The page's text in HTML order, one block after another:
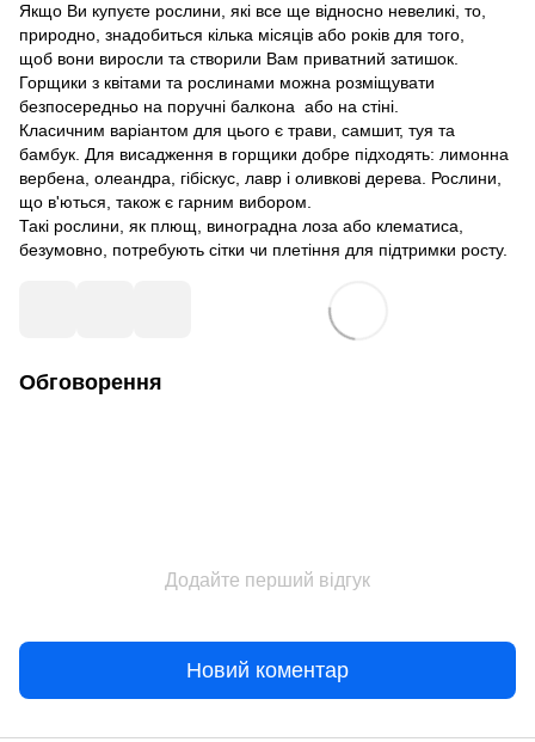
Якщо Ви купуєте рослини, які все ще відносно невеликі, то,
природно, знадобиться кілька місяців або років для того,
щоб вони виросли та створили Вам приватний затишок.
Горщики з квітами та рослинами можна розміщувати
безпосередньо на поручні балкона або на стіні.
Класичним варіантом для цього є трави, самшит, туя та
бамбук. Для висадження в горщики добре підходять: лимонна
вербена, олеандра, гібіскус, лавр і оливкові дерева. Рослини,
що в'ються, також є гарним вибором.
Такі рослини, як плющ, виноградна лоза або клематиса,
безумовно, потребують сітки чи плетіння для підтримки росту.
Обговорення
Додайте перший відгук
Новий коментар